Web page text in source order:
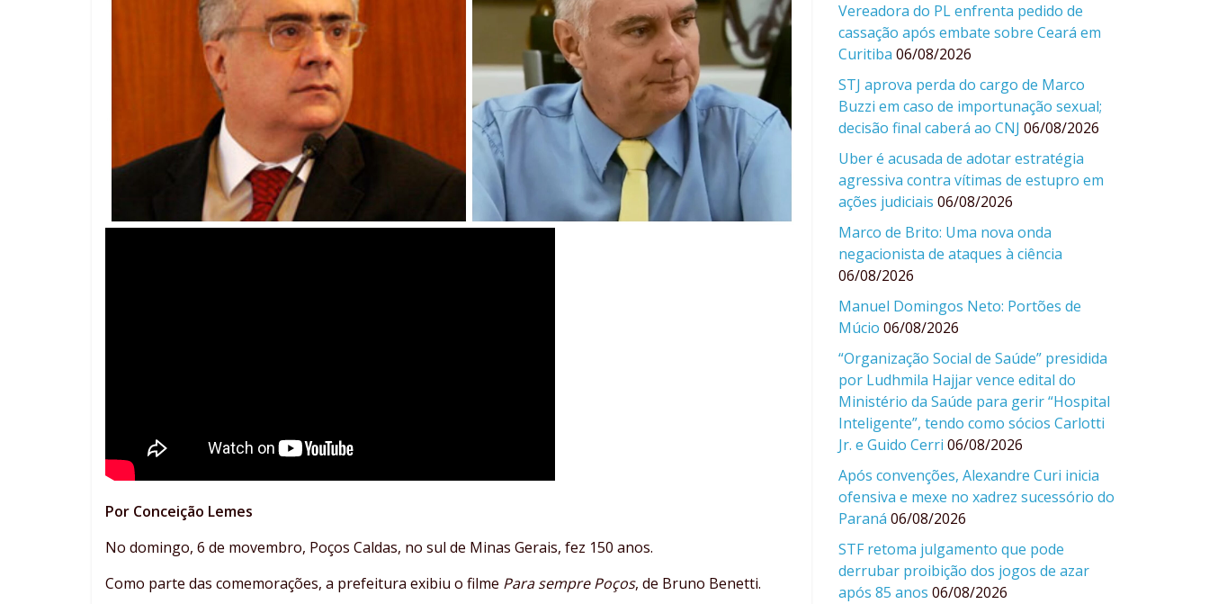
Por Conceição Lemes
No domingo, 6 de movembro, Poços Caldas, no sul de Minas Gerais, fez 150 anos.
Como parte das comemorações, a prefeitura exibiu o filme Para sempre Poços, de Bruno Benetti.
Vereadora do PL enfrenta pedido de
cassação após embate sobre Ceará em
Curitiba 06/08/2026
STJ aprova perda do cargo de Marco
Buzzi em caso de importunação sexual;
decisão final caberá ao CNJ 06/08/2026
Uber é acusada de adotar estratégia
agressiva contra vítimas de estupro em
ações judiciais 06/08/2026
Marco de Brito: Uma nova onda
negacionista de ataques à ciência
06/08/2026
Manuel Domingos Neto: Portões de
Múcio 06/08/2026
“Organização Social de Saúde” presidida
por Ludhmila Hajjar vence edital do
Ministério da Saúde para gerir “Hospital
Inteligente”, tendo como sócios Carlotti
Jr. e Guido Cerri 06/08/2026
Após convenções, Alexandre Curi inicia
ofensiva e mexe no xadrez sucessório do
Paraná 06/08/2026
STF retoma julgamento que pode
derrubar proibição dos jogos de azar
após 85 anos 06/08/2026